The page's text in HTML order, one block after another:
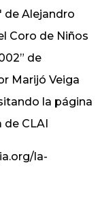
de Alejandro
Coro de Niños
de
Marijó Veiga
la página
CLAI
la-